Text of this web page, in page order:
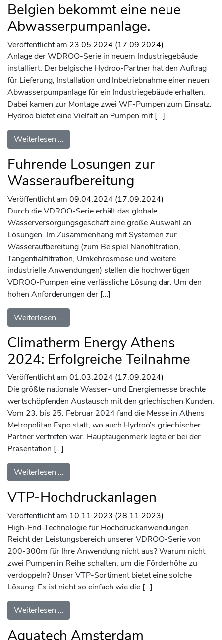
Belgien bekommt eine neue
Abwasserpumpanlage.
Veröffentlicht am 23.05.2024 (17.09.2024)
Anlage der WDROO-Serie in neuem Industriegebäude
installiert. Der belgische Hydroo-Partner hat den Auftrag
für Lieferung, Installation und Inbetriebnahme einer neuen
Abwasserpumpanlage für ein Industriegebäude erhalten.
Dabei kamen zur Montage zwei WF-Pumpen zum Einsatz.
Hydroo bietet eine Vielfalt an Pumpen mit […]
Weiterlesen …
Führende Lösungen zur
Wasseraufbereitung
Veröffentlicht am 09.04.2024 (17.09.2024)
Durch die VDROO-Serie erhält das globale
Wasserversorgungsgeschäft eine große Auswahl an
Lösungen. Im Zusammenhang mit Systemen zur
Wasseraufbereitung (zum Beispiel Nanofiltration,
Tangentialfiltration, Umkehrosmose und weitere
industrielle Anwendungen) stellen die hochwertigen
VDROO-Pumpen eine verlässliche Lösung dar. Um den
hohen Anforderungen der […]
Weiterlesen …
Climatherm Energy Athens
2024: Erfolgreiche Teilnahme
Veröffentlicht am 01.03.2024 (17.09.2024)
Die größte nationale Wasser- und Energiemesse brachte
wertschöpfenden Austausch mit den griechischen Kunden.
Vom 23. bis 25. Februar 2024 fand die Messe in Athens
Metropolitan Expo statt, wo auch Hydroo’s griechischer
Partner vertreten war. Hauptaugenmerk legte er bei der
Präsentation […]
Weiterlesen …
VTP-Hochdruckanlagen
Veröffentlicht am 10.11.2023 (28.11.2023)
High-End-Technologie für Hochdruckanwendungen.
Reicht der Leistungsbereich unserer VDROO-Serie von
200-300m für Ihre Anwendung nicht aus? Warum nicht
zwei Pumpen in Reihe schalten, um die Förderhöhe zu
verdoppeln? Unser VTP-Sortiment bietet eine solche
Lösung: Es ist nicht so einfach wie die […]
Weiterlesen …
Aquatech Amsterdam